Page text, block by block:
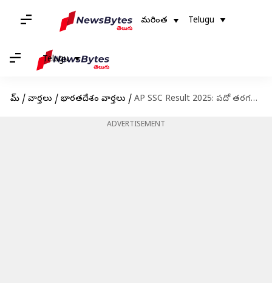
మరింత Telugu
Telugu
హోమ్ / వార్తలు / భారతదేశం వార్తలు / AP SSC Result 2025: పదో తరగతి ఫలితాలు వచ్చేస్తున్నాయ్‌..
ADVERTISEMENT